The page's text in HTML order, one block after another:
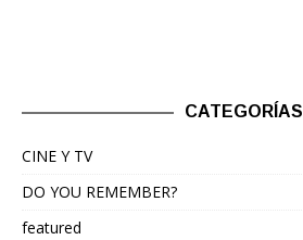
CATEGORÍAS
CINE Y TV
DO YOU REMEMBER?
featured